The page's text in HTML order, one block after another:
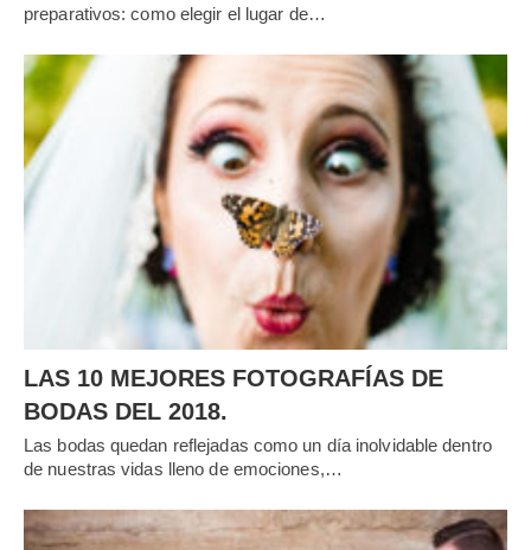
preparativos: como elegir el lugar de…
LAS 10 MEJORES FOTOGRAFÍAS DE
BODAS DEL 2018.
Las bodas quedan reflejadas como un día inolvidable dentro
de nuestras vidas lleno de emociones,…